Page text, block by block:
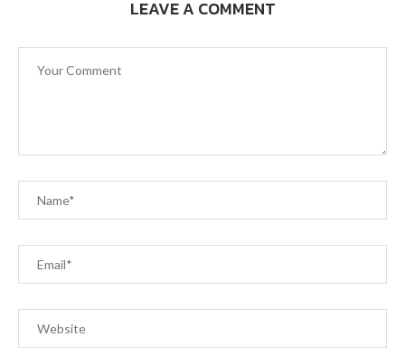
LEAVE A COMMENT